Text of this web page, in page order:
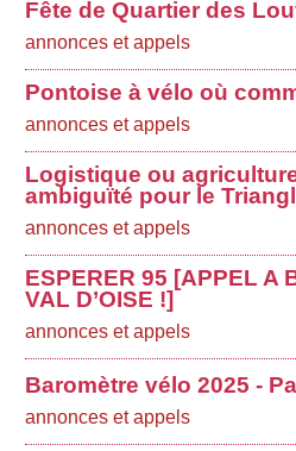
Fête de Quartier des
annonces et appels
Pontoise à vélo où
annonces et appels
Logistique ou
ambiguïté pour le
annonces et appels
ESPERER 95 [APPEL A
VAL D’OISE !]
annonces et appels
Baromètre vélo 2025 -
annonces et appels